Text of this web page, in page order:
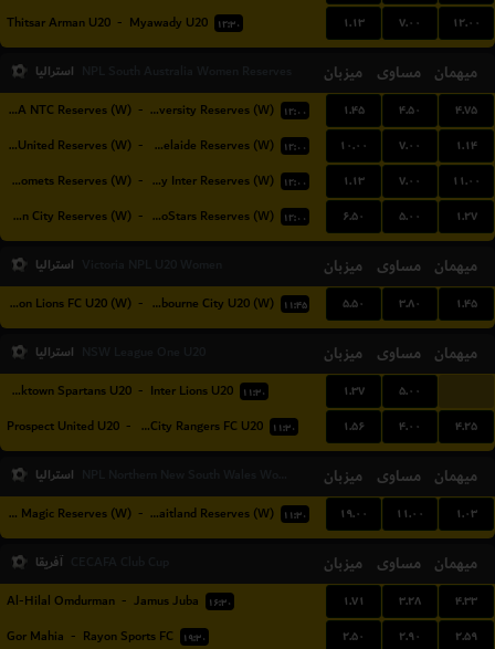
Thitsar Arman U20 - Myawady U20 ۱۲:۳۰ ۱.۱۳ ۷.۰۰ ۱۲.۰۰
استرالیا میزبان مساوی میهمان
FFSA NTC Reserves (W) - Adelaide University Reserves (W) ۱۲:۰۰ ۱.۴۵ ۴.۵۰ ۴.۷۵
Flinders United Reserves (W) - West Adelaide Reserves (W) ۱۲:۰۰ ۱۰.۰۰ ۷.۰۰ ۱.۱۴
Adelaide Comets Reserves (W) - Salisbury Inter Reserves (W) ۱۲:۰۰ ۱.۱۳ ۷.۰۰ ۱۱.۰۰
Campbelltown City Reserves (W) - MetroStars Reserves (W) ۱۲:۰۰ ۶.۵۰ ۵.۰۰ ۱.۲۷
استرالیا میزبان مساوی میهمان
Preston Lions FC U20 (W) - Melbourne City U20 (W) ۱۱:۴۵ ۵.۵۰ ۳.۸۰ ۱.۴۵
استرالیا میزبان مساوی میهمان
Blacktown Spartans U20 - Inter Lions U20 ۱۱:۳۰ ۱.۳۷ ۵.۰۰
Prospect United U20 - Western City Rangers FC U20 ۱۱:۳۰ ۱.۵۶ ۴.۰۰ ۴.۲۵
استرالیا میزبان مساوی میهمان
Broadmeadow Magic Reserves (W) - Maitland Reserves (W) ۱۱:۳۰ ۱۹.۰۰ ۱۱.۰۰ ۱.۰۳
آفریقا میزبان مساوی میهمان
Al-Hilal Omdurman - Jamus Juba ۱۶:۳۰ ۱.۷۱ ۳.۲۸ ۴.۳۳
Gor Mahia - Rayon Sports FC ۱۹:۳۰ ۲.۵۰ ۲.۹۰ ۲.۵۹